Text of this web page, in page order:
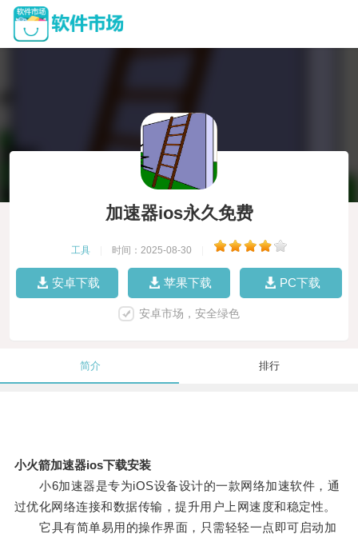
加速器ios永久免费
工具 时间：2025-08-30
安卓下载 苹果下载 PC下载
安卓市场，安全绿色
简介 排行
小火箭加速器ios下载安装
小6加速器是专为iOS设备设计的一款网络加速软件，通
过优化网络连接和数据传输，提升用户上网速度和稳定性。
它具有简单易用的操作界面，只需轻轻一点即可启动加